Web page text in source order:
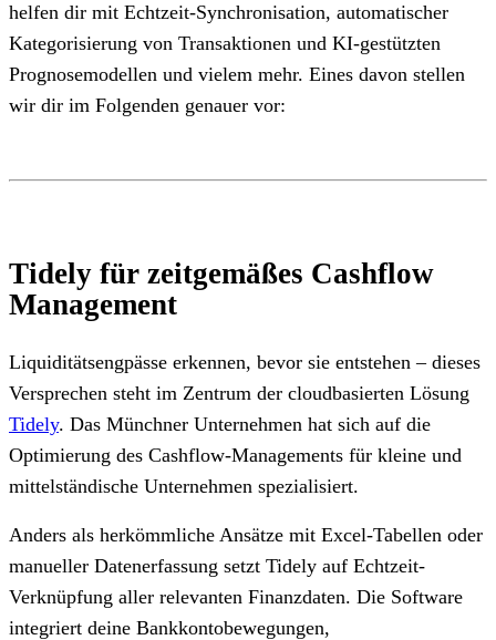
helfen dir mit Echtzeit-Synchronisation, automatischer
Kategorisierung von Transaktionen und KI-gestützten
Prognosemodellen und vielem mehr. Eines davon stellen
wir dir im Folgenden genauer vor:
Tidely für zeitgemäßes Cashflow
Management
Liquiditätsengpässe erkennen, bevor sie entstehen – dieses
Versprechen steht im Zentrum der cloudbasierten Lösung
Tidely. Das Münchner Unternehmen hat sich auf die
Optimierung des Cashflow-Managements für kleine und
mittelständische Unternehmen spezialisiert.
Anders als herkömmliche Ansätze mit Excel-Tabellen oder
manueller Datenerfassung setzt Tidely auf Echtzeit-
Verknüpfung aller relevanten Finanzdaten. Die Software
integriert deine Bankkontobewegungen,